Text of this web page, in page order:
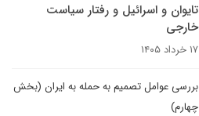
تایوان و اسرائیل و رفتار سیاست
خارجی
۱۷ خرداد ۱۴۰۵
بررسی عوامل تصمیم به حمله به ایران (بخش
چهارم)